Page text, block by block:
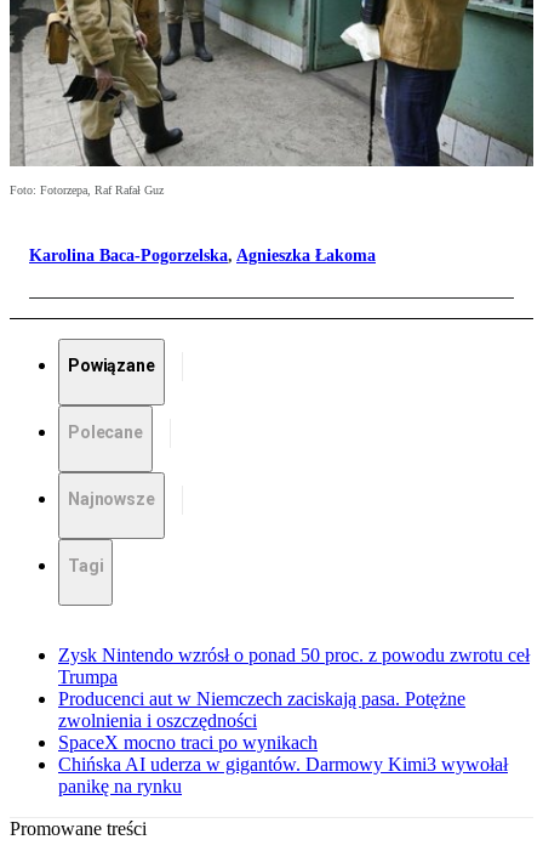
Foto: Fotorzepa, Raf Rafał Guz
Karolina Baca-Pogorzelska, Agnieszka Łakoma
Powiązane
Polecane
Najnowsze
Tagi
Zysk Nintendo wzrósł o ponad 50 proc. z powodu zwrotu ceł
Trumpa
Producenci aut w Niemczech zaciskają pasa. Potężne
zwolnienia i oszczędności
SpaceX mocno traci po wynikach
Chińska AI uderza w gigantów. Darmowy Kimi3 wywołał
panikę na rynku
Promowane treści